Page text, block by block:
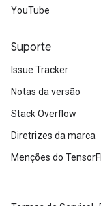
YouTube
Suporte
Issue Tracker
Notas da versão
Stack Overflow
Diretrizes da marca
Menções do